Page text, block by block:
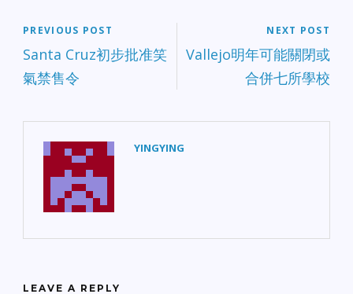
PREVIOUS POST
Santa Cruz初步批准笑
氣禁售令
NEXT POST
Vallejo明年可能關閉或
合併七所學校
YINGYING
LEAVE A REPLY